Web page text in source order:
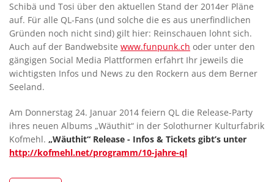
Schibä und Tosi über den aktuellen Stand der 2014er Pläne
auf. Für alle QL-Fans (und solche die es aus unerfindlichen
Gründen noch nicht sind) gilt hier: Reinschauen lohnt sich.
Auch auf der Bandwebsite www.funpunk.ch oder unter den
gängigen Social Media Plattformen erfahrt Ihr jeweils die
wichtigsten Infos und News zu den Rockern aus dem Berner
Seeland.
Am Donnerstag 24. Januar 2014 feiern QL die Release-Party
ihres neuen Albums „Wäuthit“ in der Solothurner Kulturfabrik
Kofmehl. „Wäuthit“ Release - Infos & Tickets gibt’s unter
http://kofmehl.net/programm/10-jahre-ql